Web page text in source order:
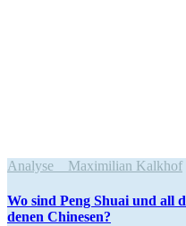
Analyse Maximilian Kalkhof
Wo sind Peng Shuai und all
denen Chinesen?